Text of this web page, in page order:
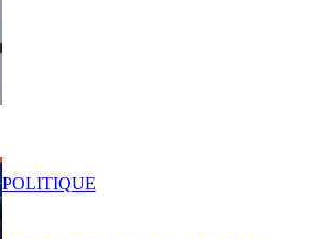
POLITIQUE